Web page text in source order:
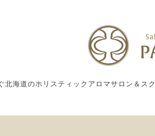
北海道のホリスティックアロマサロン＆ス